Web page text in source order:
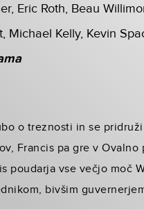
Eric Roth, Beau
Michael Kelly, Kevin
o treznosti in se
Francis pa gre v
poudarja vse večjo moč
bivšim